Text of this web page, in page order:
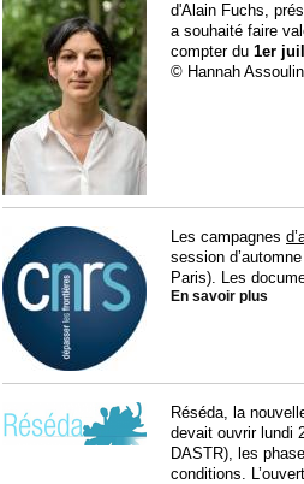
d'Alain Fuchs,
a souhaité faire
compter du 1er
© Hannah
Les campagnes
session
Paris). Les
En savoir plus
Réséda, la
devait ouvrir lundi
DASTR), les
conditions.